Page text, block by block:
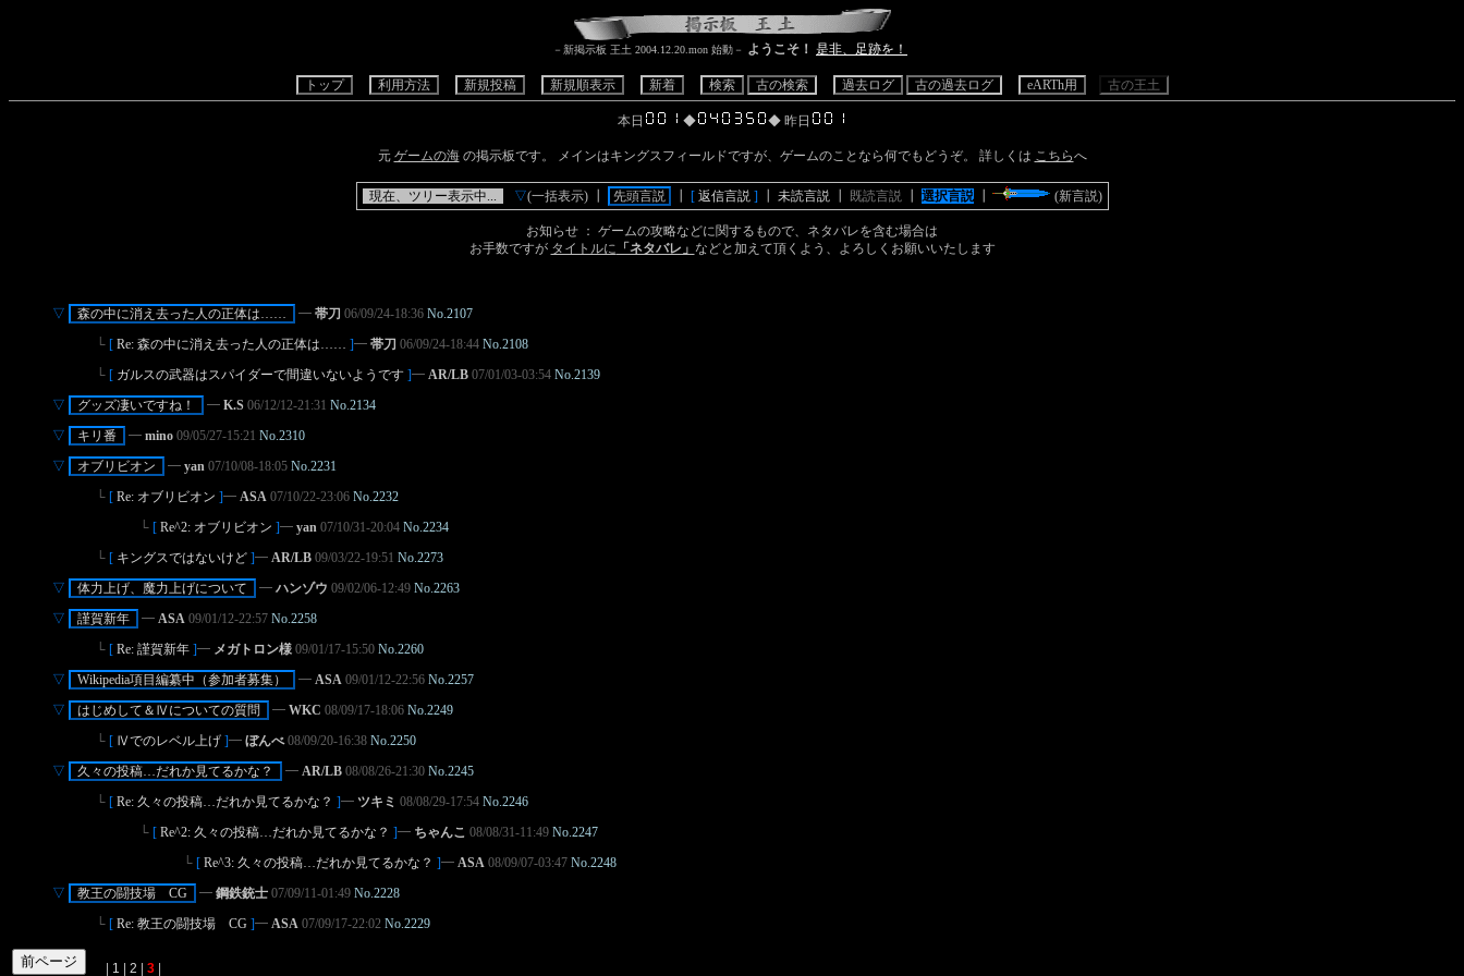
－新掲示板 王土 2004.12.20.mon 始動－ ようこそ！ 是非、足跡を！
トップ･ 利用方法･ 新規投稿･ 新規順表示･ 新着･ 検索･ 古の検索･ 過去ログ･ 古の過去ログ･ eARTh用 古の王土
本日 ◆ ◆ 昨日
元 ゲームの海の掲示板です。 メインはキングスフィールドですが、ゲームのことなら何でもどうぞ。 詳しくは こちらへ
現在、ツリー表示中... ▽(一括表示) ┃ 先頭言説l [ 返信言説] 未読言説 既読言説 選択言説 (新言説)
お知らせ ： ゲームの攻略などに関するもので、ネタバレを含む場合は
お手数ですが タイトルに 「ネタバレ」 などと加えて頂くよう、よろしくお願いいたします
▽ 森の中に消え去った人の正体は…… ━ 帯刀 06/09/24-18:36 No.2107
└ [ Re: 森の中に消え去った人の正体は…… ]━ 帯刀 06/09/24-18:44 No.2108
└ [ ガルスの武器はスパイダーで間違いないようです ]━ AR/LB 07/01/03-03:54 No.2139
▽
グッズ凄いですね！ ━ K.S 06/12/12-21:31 No.2134
▽
キリ番 ━ mino 09/05/27-15:21 No.2310
▽
オブリビオン ━ yan 07/10/08-18:05 No.2231
└ [ Re: オブリビオン ]━ ASA 07/10/22-23:06 No.2232
└ [ Re^2: オブリビオン ]━ yan 07/10/31-20:04 No.2234
└ [ キングスではないけど ]━ AR/LB 09/03/22-19:51 No.2273
▽
体力上げ、魔力上げについて ━ ハンゾウ 09/02/06-12:49 No.2263
▽
謹賀新年 ━ ASA 09/01/12-22:57 No.2258
└ [ Re: 謹賀新年 ]━ メガトロン様 09/01/17-15:50 No.2260
▽
Wikipedia項目編纂中（参加者募集） ━ ASA 09/01/12-22:56 No.2257
▽
はじめして＆Ⅳについての質問 ━ WKC 08/09/17-18:06 No.2249
└ [ Ⅳでのレベル上げ ]━ ぼんべ 08/09/20-16:38 No.2250
▽
久々の投稿…だれか見てるかな？ ━ AR/LB 08/08/26-21:30 No.2245
└ [ Re: 久々の投稿…だれか見てるかな？ ]━ ツキミ 08/08/29-17:54 No.2246
└ [ Re^2: 久々の投稿…だれか見てるかな？ ]━ ちゃんこ 08/08/31-11:49 No.2247
└ [ Re^3: 久々の投稿…だれか見てるかな？ ]━ ASA 08/09/07-03:47 No.2248
▽
教王の闘技場 CG ━ 鋼鉄銃士 07/09/11-01:49 No.2228
└ [ Re: 教王の闘技場 CG ]━ ASA 07/09/17-22:02 No.2229
1 2 3